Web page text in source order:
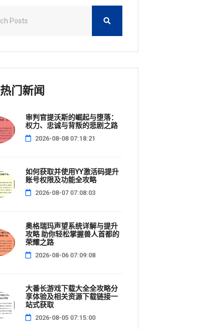
热门新闻
审判官提沃斯的崛起与堕落：
权力、忠诚与背叛的悲剧之路
2026-08-08 07:18:21
如何获取并使用YY激活码提升
账号权限及功能全攻略
2026-08-07 07:08:03
奥格瑞玛声望系统详解与提升
攻略 助你轻松掌握兽人首都的
荣耀之路
2026-08-06 07:09:08
大番长游戏下载大全全攻略分
享体验及相关资源下载链接一
站式获取
2026-08-05 07:15:00